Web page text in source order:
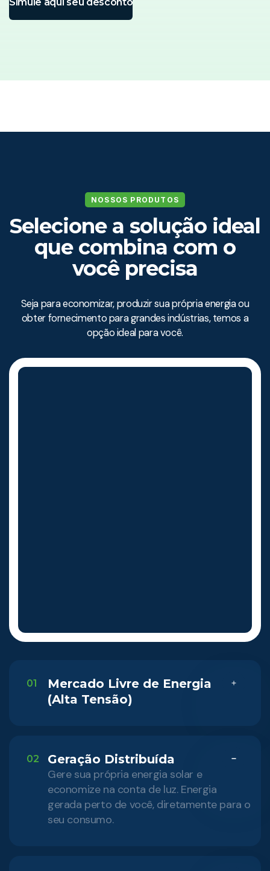
NOSSOS PRODUTOS
Selecione a solução ideal
que combina com o
você precisa
Seja para economizar, produzir sua própria energia ou
obter fornecimento para grandes indústrias, temos a
opção ideal para você.
01
Mercado Livre de Energia
(Alta Tensão)
02
Geração Distribuída
Gere sua própria energia solar e
economize na conta de luz. Energia
gerada perto de você, diretamente para o
seu consumo.